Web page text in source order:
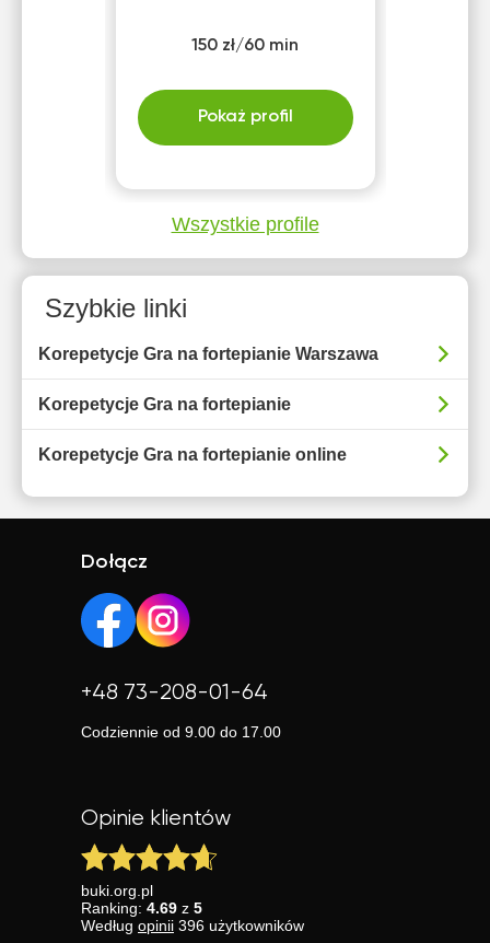
150 zł/60 min
Pokaż profil
Wszystkie profile
Szybkie linki
Korepetycje Gra na fortepianie Warszawa
Korepetycje Gra na fortepianie
Korepetycje Gra na fortepianie online
Dołącz
+48 73-208-01-64
Codziennie od 9.00 do 17.00
Opinie klientów
buki.org.pl
Ranking: 4.69 z 5
Według opinii 396 użytkowników